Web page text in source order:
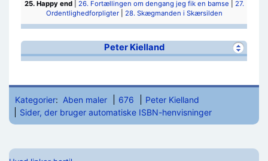
25. Happy end| 26. Fortællingen om dengang jeg fik en bamse
27.
Ordentlighedforpligter| 28. Skægmanden i Skærsilden
Peter Kielland
Kategorier: Aben maler 676
Peter Kielland
Sider, der bruger automatiske ISBN-henvisninger